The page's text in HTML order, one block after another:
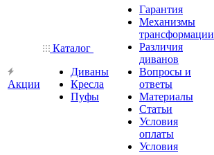
Акции
Каталог
Диваны
Кресла
Пуфы
Гарантия
Механизмы
трансформации
Различия
диванов
Вопросы и
ответы
Материалы
Статьи
Условия
оплаты
Условия